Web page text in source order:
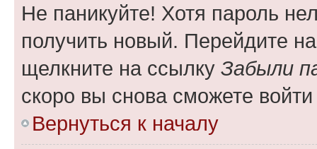
Не паникуйте! Хотя пароль
получить новый. Перейдите
щелкните на ссылку Забыли
скоро вы снова сможете
Вернуться к началу